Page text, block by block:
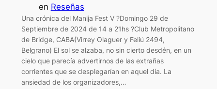
en Reseñas
Una crónica del Manija Fest V ?Domingo 29 de
Septiembre de 2024 de 14 a 21hs ?Club Metropolitano
de Bridge, CABA(Virrey Olaguer y Feliú 2494,
Belgrano) El sol se alzaba, no sin cierto desdén, en un
cielo que parecía advertirnos de las extrañas
corrientes que se desplegarían en aquel día. La
ansiedad de los organizadores,…